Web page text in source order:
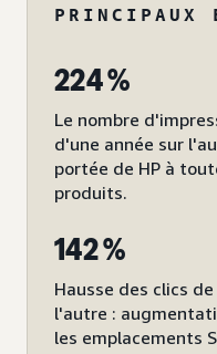
PRINCIPAUX
224 %
Le nombre
d'une année sur
portée de HP à
produits.
142 %
Hausse des clics
l'autre :
les emplacements